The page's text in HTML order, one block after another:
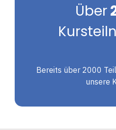
Über
Bereits über 2000
unsere